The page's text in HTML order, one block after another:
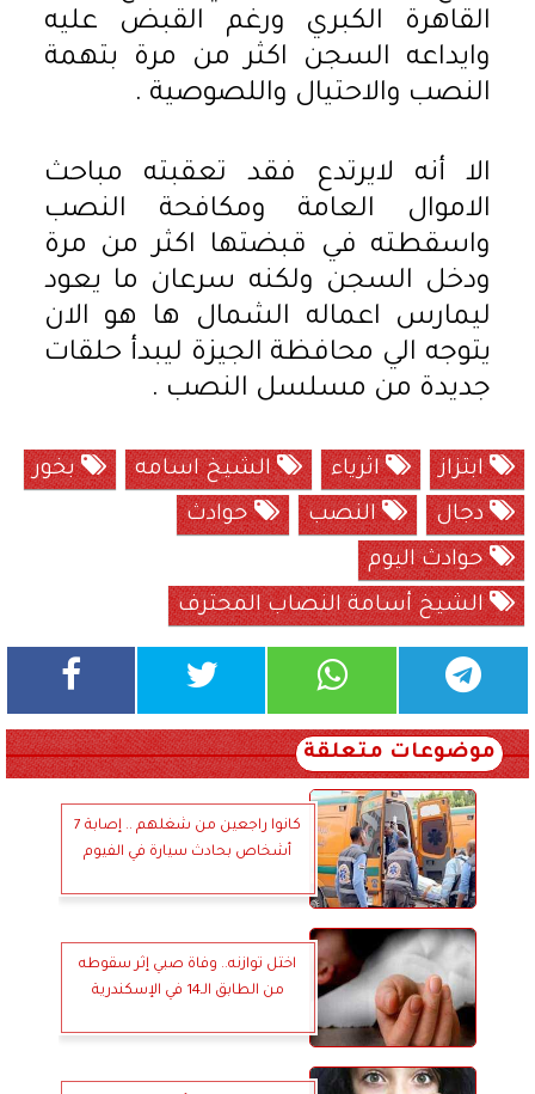
القاهرة الكبري ورغم القبض عليه
وايداعه السجن اكثر من مرة بتهمة
النصب والاحتيال واللصوصية .
الا أنه لايرتدع فقد تعقبته مباحث
الاموال العامة ومكافحة النصب
واسقطته في قبضتها اكثر من مرة
ودخل السجن ولكنه سرعان ما يعود
ليمارس اعماله الشمال ها هو الان
يتوجه الي محافظة الجيزة ليبدأ حلقات
جديدة من مسلسل النصب .
ابتزاز اثرياء الشيخ اسامه
بخور
دجال
النصب
حوادث
حوادث اليوم
الشيخ أسامة النصاب المحترف
موضوعات متعلقة
كانوا راجعين من شغلهم .. إصابة 7
أشخاص بحادث سيارة في الفيوم
اختل توازنه.. وفاة صبي إثر سقوطه
من الطابق الـ14 في الإسكندرية